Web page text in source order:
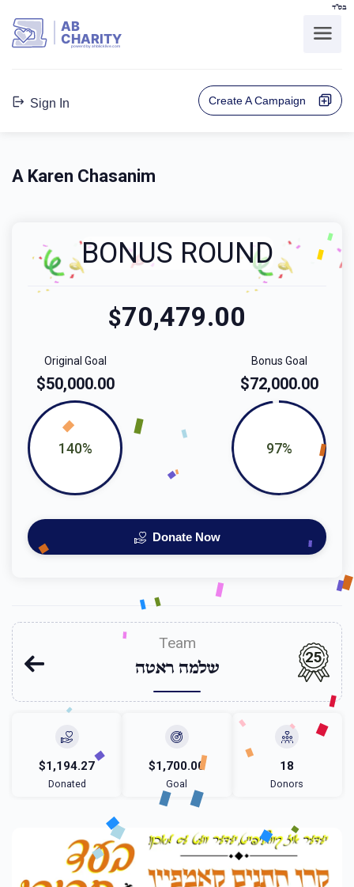
בס"ד
AB
CHARITY
powerd by ahblicklive.com
Sign In Create A Campaign
A Karen Chasanim
BONUS ROUND
$70,479.00
Bonus Goal
$72,000.00
97%
Original Goal
$50,000.00
140%
Donate Now
Team
שלמה ראטה 25
$1,194.27
Donated
$1,700.00
Goal
18
Donors